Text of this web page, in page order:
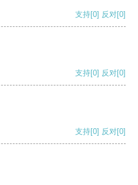
支持[0] 反对[0]
支持[0] 反对[0]
支持[0] 反对[0]